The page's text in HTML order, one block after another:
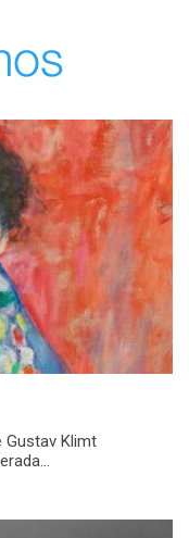
Gustav Klimt